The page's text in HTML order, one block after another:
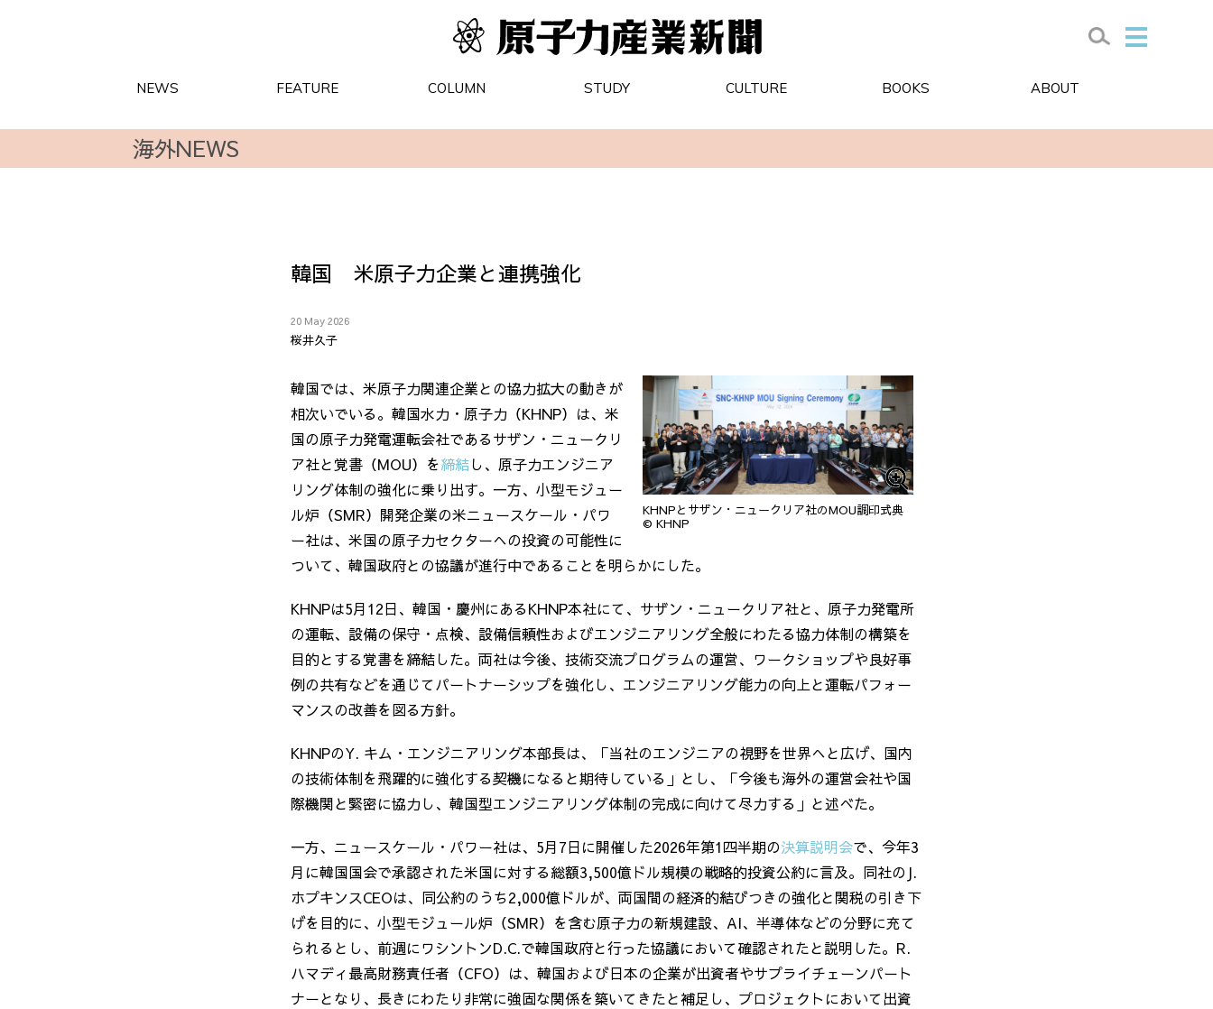
NEWS FEATURE COLUMN STUDY CULTURE BOOKS ABOUT
海外NEWS
韓国 米原子力企業と連携強化
20 May 2026
桜井久子
KHNPとサザン・ニュークリア社のMOU調印式典
© KHNP
韓国では、米原子力関連企業との協力拡大の動きが
相次いでいる。韓国水力・原子力（KHNP）は、米
国の原子力発電運転会社であるサザン・ニュークリ
ア社と覚書（MOU）を締結し、原子力エンジニア
リング体制の強化に乗り出す。一方、小型モジュー
ル炉（SMR）開発企業の米ニュースケール・パワ
ー社は、米国の原子力セクターへの投資の可能性に
ついて、韓国政府との協議が進行中であることを明らかにした。
KHNPは5月12日、韓国・慶州にあるKHNP本社にて、サザン・ニュークリア社と、原子力発電所
の運転、設備の保守・点検、設備信頼性およびエンジニアリング全般にわたる協力体制の構築を
目的とする覚書を締結した。両社は今後、技術交流プログラムの運営、ワークショップや良好事
例の共有などを通じてパートナーシップを強化し、エンジニアリング能力の向上と運転パフォー
マンスの改善を図る方針。
KHNPのY. キム・エンジニアリング本部長は、「当社のエンジニアの視野を世界へと広げ、国内
の技術体制を飛躍的に強化する契機になると期待している」とし、「今後も海外の運営会社や国
際機関と緊密に協力し、韓国型エンジニアリング体制の完成に向けて尽力する」と述べた。
一方、ニュースケール・パワー社は、 5月7日に開催した2026年第1四半期の決算説明会で、今年3
月に韓国国会で承認された米国に対する総額3,500億ドル規模の戦略的投資公約に言及。同社の J.
ホプキンスCEOは、同公約のうち2,000億ドルが、両国間の経済的結びつきの強化と関税の引き下
げを目的に、小型モジュール炉（SMR）を含む原子力の新規建設、 AI、半導体などの分野に充て
られるとし、前週にワシントンD.C.で韓国政府と行った協議において確認されたと説明した。 R.
ハマディ最高財務責任者（CFO）は、韓国および日本の企業が出資者やサプライチェーンパート
ナーとなり、長きにわたり非常に強固な関係を築いてきたと補足し、プロジェクトにおいて出資